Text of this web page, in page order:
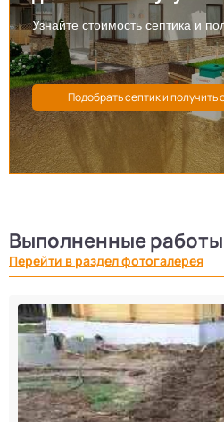
Узнайте стоимость септика и
Выполненные работы
Перейти в раздел фотогалерея